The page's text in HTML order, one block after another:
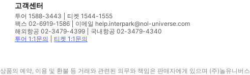
고객센터
투어 1588-3443
티켓 1544-1555
팩스 02-6919-1586
이메일 help.interpark@nol-universe.com
해외항공 02-3479-4399
국내항공 02-3479-4340
투어 1:1문의
티켓 1:1문의
의 예약, 이용 및 환불 등 거래와 관련된 의무와 책임은 판매자에게 있으며 (주)놀유니버스